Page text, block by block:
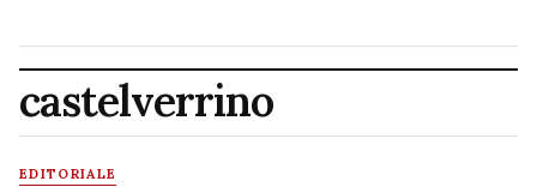
castelverrino
EDITORIALE